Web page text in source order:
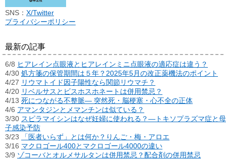
SNS： X/Twitter
プライバシーポリシー
最新の記事
6/8 ヒアレイン点眼液とヒアレインミニ点眼液の適応症は違う？
4/30 処方箋の保管期間は５年？2025年5月の改正薬機法のポイント
4/27 リウマトイド因子陽性なら関節リウマチ？
4/20 リベルサスとビスホスホネートは併用禁忌？
4/13 死につながる不整脈― 突然死・脳梗塞・心不全の正体
4/6 アマンタジンとメマンチンは似ている？
3/30 スピラマイシンはなぜ妊婦に使われる？―トキソプラズマ症と母
子感染予防
3/23
「医者いらず」とは何か？りんご・梅・アロエ
3/16 マクロゴール400とマクロゴール4000の違い
3/9 ゾコーバとオルメサルタンは併用禁忌？配合剤の併用禁忌